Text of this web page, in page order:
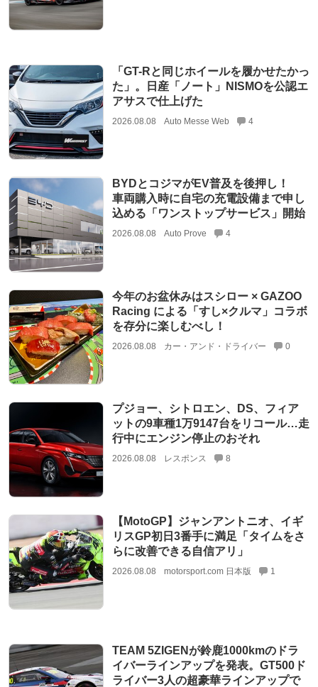
「GT-Rと同じホイールを履かせたかっ
た」。日産「ノート」NISMOを公認エ
アサスで仕上げた
2026.08.08 Auto Messe Web 4
BYDとコジマがEV普及を後押し！
車両購入時に自宅の充電設備まで申し
込める「ワンストップサービス」開始
2026.08.08 Auto Prove 4
今年のお盆休みはスシロー × GAZOO
Racing による「すし×クルマ」コラボ
を存分に楽しむべし！
2026.08.08 カー・アンド・ドライバー 0
プジョー、シトロエン、DS、フィア
ットの9車種1万9147台をリコール…走
行中にエンジン停止のおそれ
2026.08.08 レスポンス 8
【MotoGP】ジャンアントニオ、イギ
リスGP初日3番手に満足「タイムをさ
らに改善できる自信アリ」
2026.08.08 motorsport.com 日本版 1
TEAM 5ZIGENが鈴鹿1000kmのドラ
イバーラインアップを発表。GT500ド
ライバー3人の超豪華ラインアップで